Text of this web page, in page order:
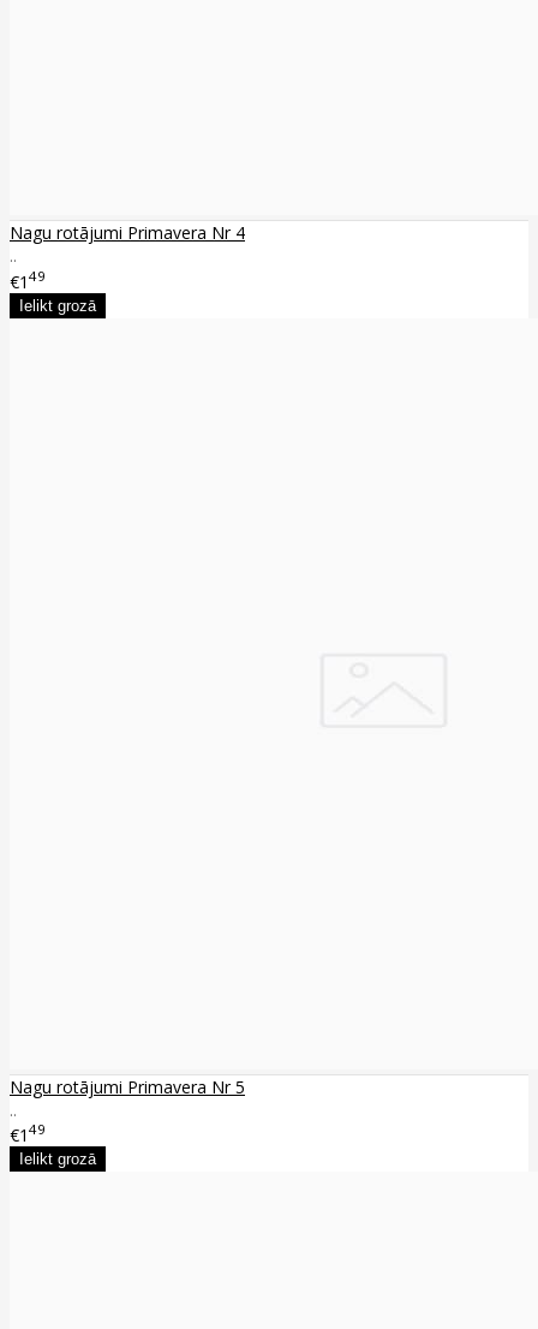
Nagu rotājumi Primavera Nr 4
..
€1 49
Nagu rotājumi Primavera Nr 5
..
€1 49